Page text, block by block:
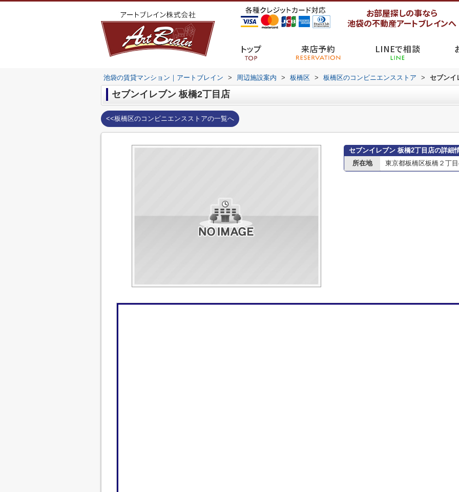
お部屋探しの事なら
池袋の不動産アートブレインへ
トップ 来店予約 LINEで相談
池袋の賃貸マンション｜アートブレイン > 周辺施設案内 > 板橋区 > 板橋区のコンビニエンスストア > セブンイ
セブンイレブン 板橋2丁目店
<<板橋区のコンビニエンスストアの一覧へ
セブンイレブン 板橋2丁目店の詳細
所在地
東京都板橋区板橋２丁